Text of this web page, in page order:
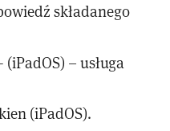
składanego
– usługa
(iPadOS).